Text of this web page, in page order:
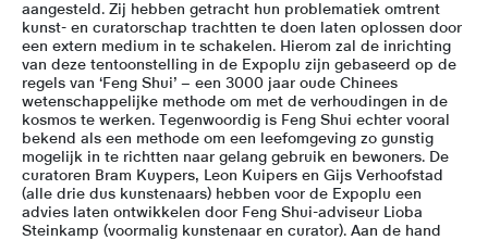
aangesteld. Zij hebben getracht hun problematiek omtrent
kunst- en curatorschap trachtten te doen laten oplossen door
een extern medium in te schakelen. Hierom zal de inrichting
van deze tentoonstelling in de Expoplu zijn gebaseerd op de
regels van ‘Feng Shui’ – een 3000 jaar oude Chinees
wetenschappelijke methode om met de verhoudingen in de
kosmos te werken. Tegenwoordig is Feng Shui echter vooral
bekend als een methode om een leefomgeving zo gunstig
mogelijk in te richtten naar gelang gebruik en bewoners. De
curatoren Bram Kuypers, Leon Kuipers en Gijs Verhoofstad
(alle drie dus kunstenaars) hebben voor de Expoplu een
advies laten ontwikkelen door Feng Shui-adviseur Lioba
Steinkamp (voormalig kunstenaar en curator). Aan de hand